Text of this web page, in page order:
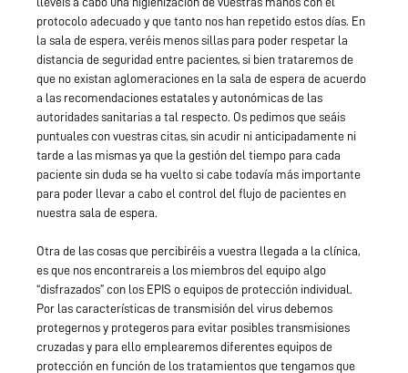
protocolo adecuado y que tanto nos han repetido estos días. En
la sala de espera, veréis menos sillas para poder respetar la
distancia de seguridad entre pacientes, si bien trataremos de
que no existan aglomeraciones en la sala de espera de acuerdo
a las recomendaciones estatales y autonómicas de las
autoridades sanitarias a tal respecto. Os pedimos que seáis
puntuales con vuestras citas, sin acudir ni anticipadamente ni
tarde a las mismas ya que la gestión del tiempo para cada
paciente sin duda se ha vuelto si cabe todavía más importante
para poder llevar a cabo el control del flujo de pacientes en
nuestra sala de espera.
Otra de las cosas que percibiréis a vuestra llegada a la clínica,
es que nos encontrareis a los miembros del equipo algo
“disfrazados” con los EPIS o equipos de protección individual.
Por las características de transmisión del virus debemos
protegernos y protegeros para evitar posibles transmisiones
cruzadas y para ello emplearemos diferentes equipos de
protección en función de los tratamientos que tengamos que